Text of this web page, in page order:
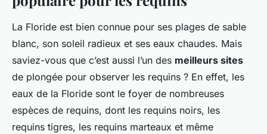
La Floride est bien connue pour ses plages de sable
blanc, son soleil radieux et ses eaux chaudes. Mais
saviez-vous que c’est aussi l’un des meilleurs sites
de plongée pour observer les requins ? En effet, les
eaux de la Floride sont le foyer de nombreuses
espèces de requins, dont les requins noirs, les
requins tigres, les requins marteaux et même